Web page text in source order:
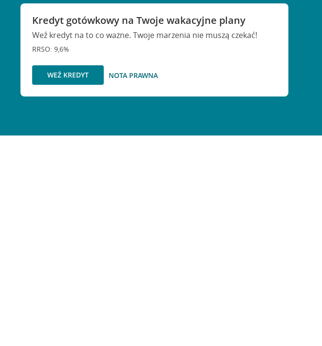
Kredyt gotówkowy na Twoje wakacyjne plany
Weź kredyt na to co ważne. Twoje marzenia nie muszą czekać!
RRSO: 9,6%
WEŹ KREDYT NOTA PRAWNA